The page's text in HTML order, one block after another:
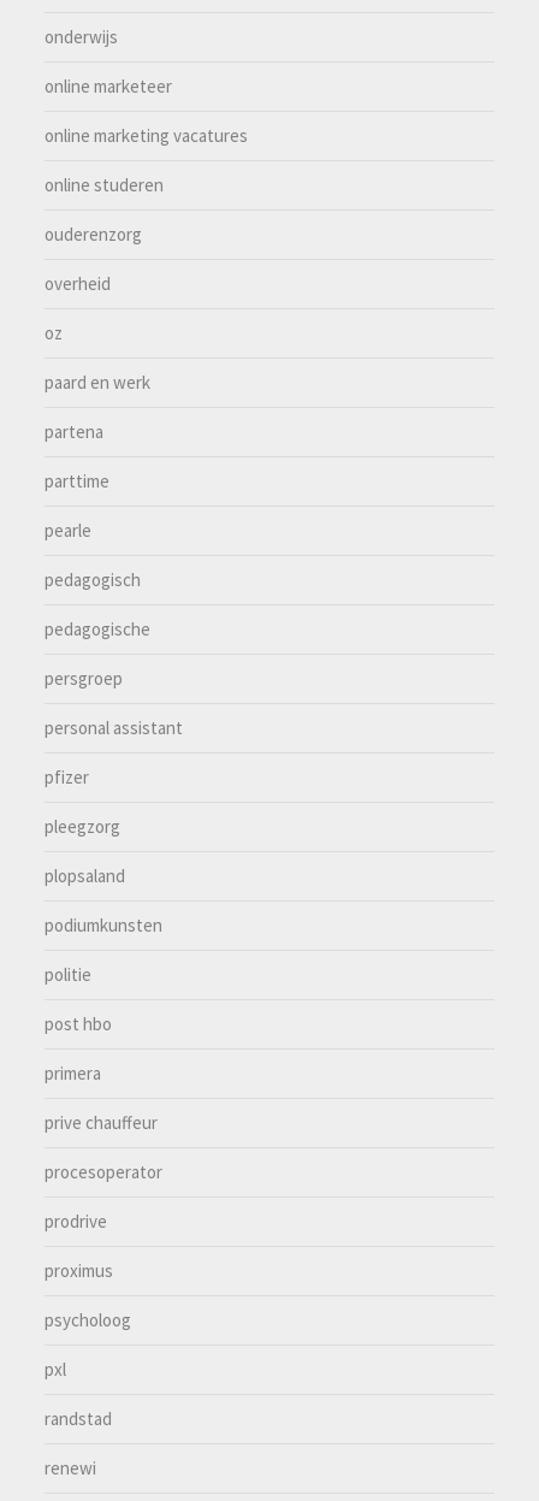
onderwijs
online marketeer
online marketing vacatures
online studeren
ouderenzorg
overheid
oz
paard en werk
partena
parttime
pearle
pedagogisch
pedagogische
persgroep
personal assistant
pfizer
pleegzorg
plopsaland
podiumkunsten
politie
post hbo
primera
prive chauffeur
procesoperator
prodrive
proximus
psycholoog
pxl
randstad
renewi